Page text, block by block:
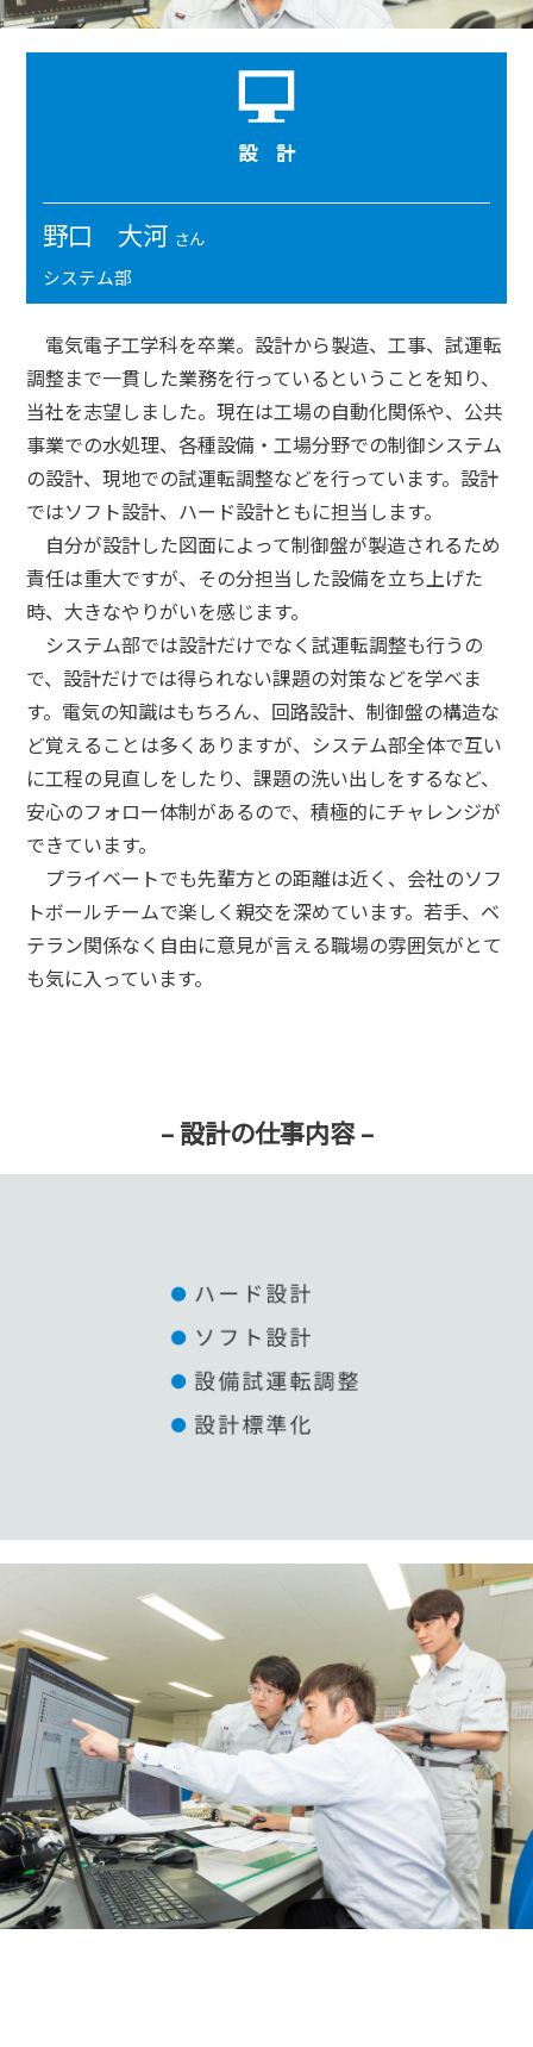
設 計
野口 大河 さん
システム部
電気電子工学科を卒業。設計から製造、工事、試運転
調整まで一貫した業務を行っているということを知り、
当社を志望しました。現在は工場の自動化関係や、公共
事業での水処理、各種設備・工場分野での制御システム
の設計、現地での試運転調整などを行っています。設計
ではソフト設計、ハード設計ともに担当します。
自分が設計した図面によって制御盤が製造されるため
責任は重大ですが、その分担当した設備を立ち上げた
時、大きなやりがいを感じます。
システム部では設計だけでなく試運転調整も行うの
で、設計だけでは得られない課題の対策などを学べま
す。電気の知識はもちろん、回路設計、制御盤の構造な
ど覚えることは多くありますが、システム部全体で互い
に工程の見直しをしたり、課題の洗い出しをするなど、
安心のフォロー体制があるので、積極的にチャレンジが
できています。
プライベートでも先輩方との距離は近く、会社のソフ
トボールチームで楽しく親交を深めています。若手、ベ
テラン関係なく自由に意見が言える職場の雰囲気がとて
も気に入っています。
– 設計の仕事内容 –